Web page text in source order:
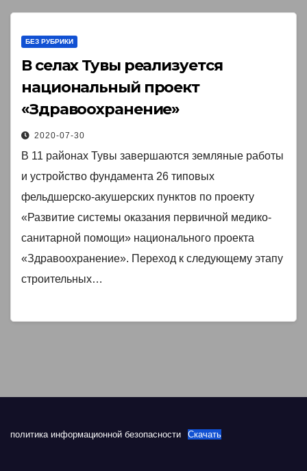
БЕЗ РУБРИКИ
В селах Тувы реализуется
национальный проект
«Здравоохранение»￼
2020-07-30
В 11 районах Тувы завершаются земляные работы
и устройство фундамента 26 типовых
фельдшерско-акушерских пунктов по проекту
«Развитие системы оказания первичной медико-
санитарной помощи» национального проекта
«Здравоохранение». Переход к следующему этапу
строительных…
политика информационной безопасности Скачать